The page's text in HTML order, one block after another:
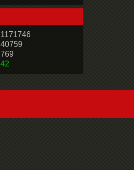
42
1171746
40759
769